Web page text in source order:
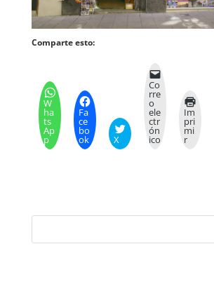
Comparte esto:
W
ha
ts
Ap
p
Fa
ce
bo
ok X
Co
rre
o
ele
ctr
ón
ico
Im
pri
mi
r